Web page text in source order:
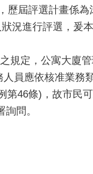
屆評選計畫係為
況進行評選，爰
規定，公寓大廈
員應依核准業務
第46條)，故市民
問。